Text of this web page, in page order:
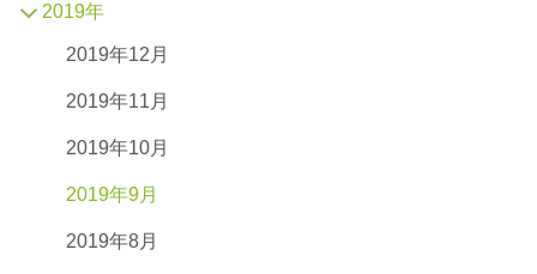
2019年
2019年12月
2019年11月
2019年10月
2019年9月
2019年8月